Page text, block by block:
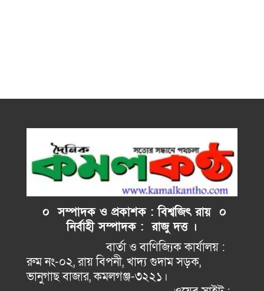
০ সম্পাদক ও প্রকাশক : বিশ্বজিৎ রায় ০
নির্বাহীসম্পাদক : রাজু দত্ত ।
বার্তা ও বাণিজ্যিক কার্যালয় :
রুম নং-০২, রায় বিপনী, খাদ্য গুদাম সড়ক,
ভানুগাছ বাজার, কমলগঞ্জ-৩২২১।